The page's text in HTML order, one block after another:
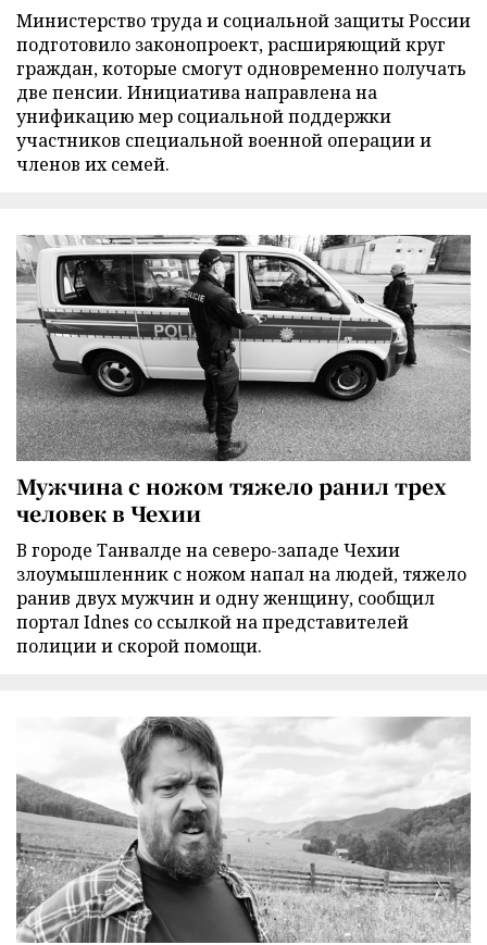
Министерство труда и социальной защиты России
подготовило законопроект, расширяющий круг
граждан, которые смогут одновременно получать
две пенсии. Инициатива направлена на
унификацию мер социальной поддержки
участников специальной военной операции и
членов их семей.
Мужчина с ножом тяжело ранил трех
человек в Чехии
В городе Танвалде на северо-западе Чехии
злоумышленник с ножом напал на людей, тяжело
ранив двух мужчин и одну женщину, сообщил
портал Idnes со ссылкой на представителей
полиции и скорой помощи.